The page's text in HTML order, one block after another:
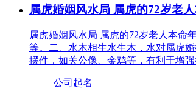
属虎婚姻风水局 属虎的72岁老
属虎婚姻风水局 属虎的72岁老人本命
等。二、水木相生水生木，水对属虎
摆件，如关公像、金鸡等，有利于增
公司起名